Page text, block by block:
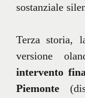
sostanziale
Terza storia,
versione
intervento
Piemonte